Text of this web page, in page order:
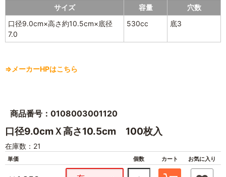
サイズ 容量
穴数
口径9.0cm×高さ約10.5cm×底径
7.0
530cc 底3
⇒メーカーHPはこちら
商品番号：0108003001120
口径9.0cmＸ高さ10.5cm 100枚入
在庫数：21
単価 個数 カート お気に入り